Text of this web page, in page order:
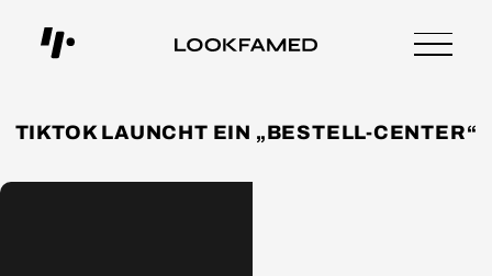
TIKTOK LAUNCHT EIN „BESTELL-CENTER“